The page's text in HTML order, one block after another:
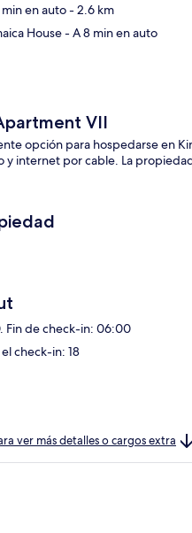
en auto- 2.6 km
House- A 8 min en auto
VII
opción para hospedarse en
internet por cable. La
Fin de check-in: 06:00
check-in: 18
ver más detalles o cargos extra